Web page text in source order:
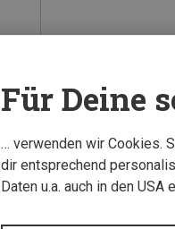
Für Deine
… verwenden wir Cookies.
dir entsprechend
Daten u.a. auch in den